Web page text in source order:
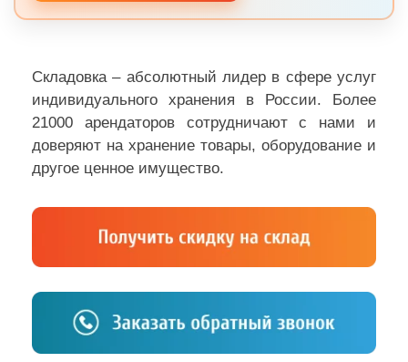
Складовка – абсолютный лидер в сфере услуг
индивидуального хранения в России. Более
21000 арендаторов сотрудничают с нами и
доверяют на хранение товары, оборудование и
другое ценное имущество.